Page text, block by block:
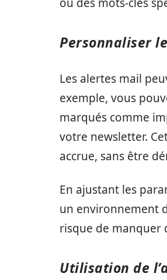
Personnaliser
Les alertes mail
exemple, vous
marqués comme
votre newsletter.
accrue, sans être
En ajustant les
un environnement
risque de manquer
Utilisation de